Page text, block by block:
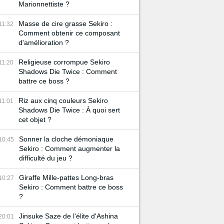
Marionnettiste ?
Masse de cire grasse Sekiro :
Comment obtenir ce composant
d'amélioration ?
Religieuse corrompue Sekiro
Shadows Die Twice : Comment
battre ce boss ?
Riz aux cinq couleurs Sekiro
Shadows Die Twice : À quoi sert
cet objet ?
Sonner la cloche démoniaque
Sekiro : Comment augmenter la
difficulté du jeu ?
Giraffe Mille-pattes Long-bras
Sekiro : Comment battre ce boss
?
Jinsuke Saze de l'élite d'Ashina